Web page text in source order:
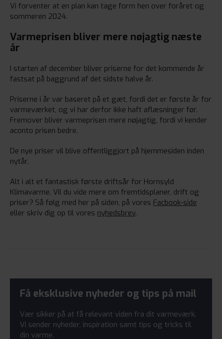
Vi forventer at en plan kan tage form hen over foråret og
sommeren 2024.
Varmeprisen bliver mere nøjagtig næste
år
I starten af december bliver priserne for det kommende år
fastsat på baggrund af det sidste halve år.
Priserne i år var baseret på et gæt, fordi det er første år for
varmeværket, og vi har derfor ikke haft aflæsninger før.
Fremover bliver varmeprisen mere nøjagtig, fordi vi kender
aconto prisen bedre.
De nye priser vil blive offentliggjort på hjemmesiden inden
nytår.
Alt i alt et fantastisk første driftsår for Hornsyld
Klimavarme. Vil du vide mere om fremtidsplaner, drift og
priser? Så følg med her på siden, på vores Facbook-side
eller skriv dig op til vores nyhedsbrev.
Få eksklusive nyheder og tips på mail
Vær sikker på at få relevant viden fra dit varmeværk.
Vi sender nyheder, inspiration samt tips og tricks til
din varme.